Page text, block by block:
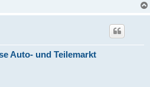
Auto- und Teilemarkt